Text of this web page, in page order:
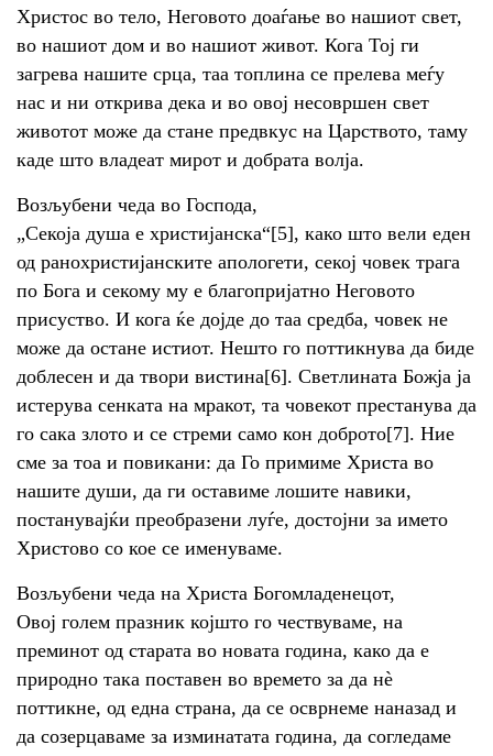
Христос во тело, Неговото доаѓање во нашиот свет,
во нашиот дом и во нашиот живот. Кога Тој ги
загрева нашите срца, таа топлина се прелева меѓу
нас и ни открива дека и во овој несовршен свет
животот може да стане предвкус на Царството, таму
каде што владеат мирот и добрата волја.
Возљубени чеда во Господа,
„Секоја душа е христијанска“[5], како што вели еден
од ранохристијанските апологети, секој човек трага
по Бога и секому му е благопријатно Неговото
присуство. И кога ќе дојде до таа средба, човек не
може да остане истиот. Нешто го поттикнува да биде
доблесен и да твори вистина[6]. Светлината Божја ја
истерува сенката на мракот, та човекот престанува да
го сака злото и се стреми само кон доброто[7]. Ние
сме за тоа и повикани: да Го примиме Христа во
нашите души, да ги оставиме лошите навики,
постанувајќи преобразени луѓе, достојни за името
Христово со кое се именуваме.
Возљубени чеда на Христа Богомладенецот,
Овој голем празник којшто го чествуваме, на
преминот од старата во новата година, како да е
природно така поставен во времето за да нè
поттикне, од една страна, да се осврнеме наназад и
да созерцаваме за изминатата година, да согледаме